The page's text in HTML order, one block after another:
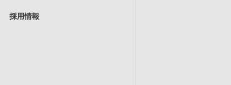
採用情報